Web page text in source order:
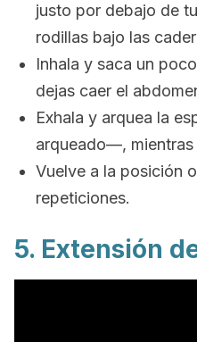
justo por debajo de
rodillas bajo las
Inhala y saca un
dejas caer el
Exhala y arquea la
arqueado—, mientras
Vuelve a la posición
repeticiones.
5. Extensión